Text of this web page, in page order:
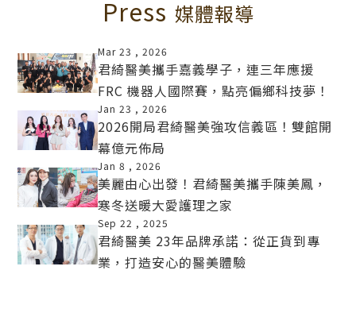
Press 媒體報導
Mar 23 , 2026
君綺醫美攜手嘉義學子，連三年應援
FRC 機器人國際賽，點亮偏鄉科技夢！
MORE
Jan 23 , 2026
2026開局君綺醫美強攻信義區！雙館開
幕億元佈局
MORE
Jan 8 , 2026
美麗由心出發！君綺醫美攜手陳美鳳，
寒冬送暖大愛護理之家
MORE
Sep 22 , 2025
君綺醫美 23年品牌承諾：從正貨到專
業，打造安心的醫美體驗